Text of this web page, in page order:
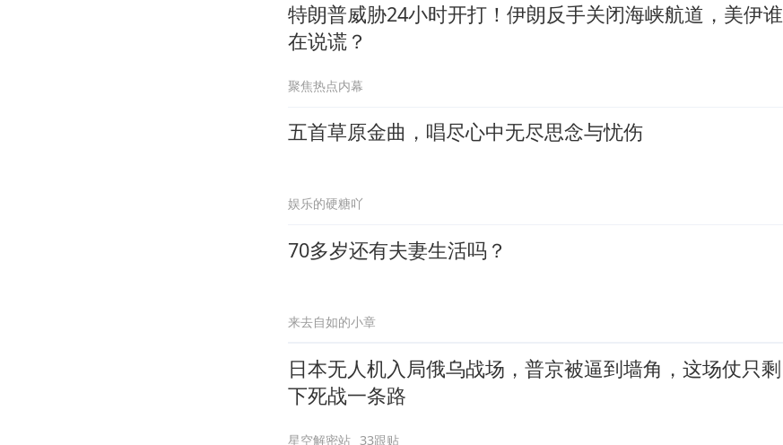
特朗普威胁24小时开打！伊朗反手关闭海峡航道，美伊谁
在说谎？
聚焦热点内幕
五首草原金曲，唱尽心中无尽思念与忧伤
娱乐的硬糖吖
70多岁还有夫妻生活吗？
来去自如的小章
日本无人机入局俄乌战场，普京被逼到墙角，这场仗只剩
下死战一条路
星空解密站 33跟贴